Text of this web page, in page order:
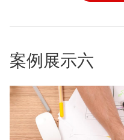
案例展示六